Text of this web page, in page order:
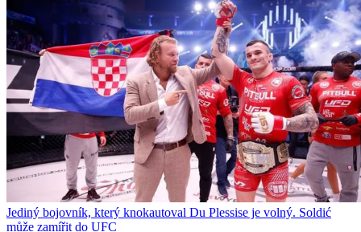
Jediný bojovník, který knokautoval Du Plessise je volný. Soldić
může zamířit do UFC